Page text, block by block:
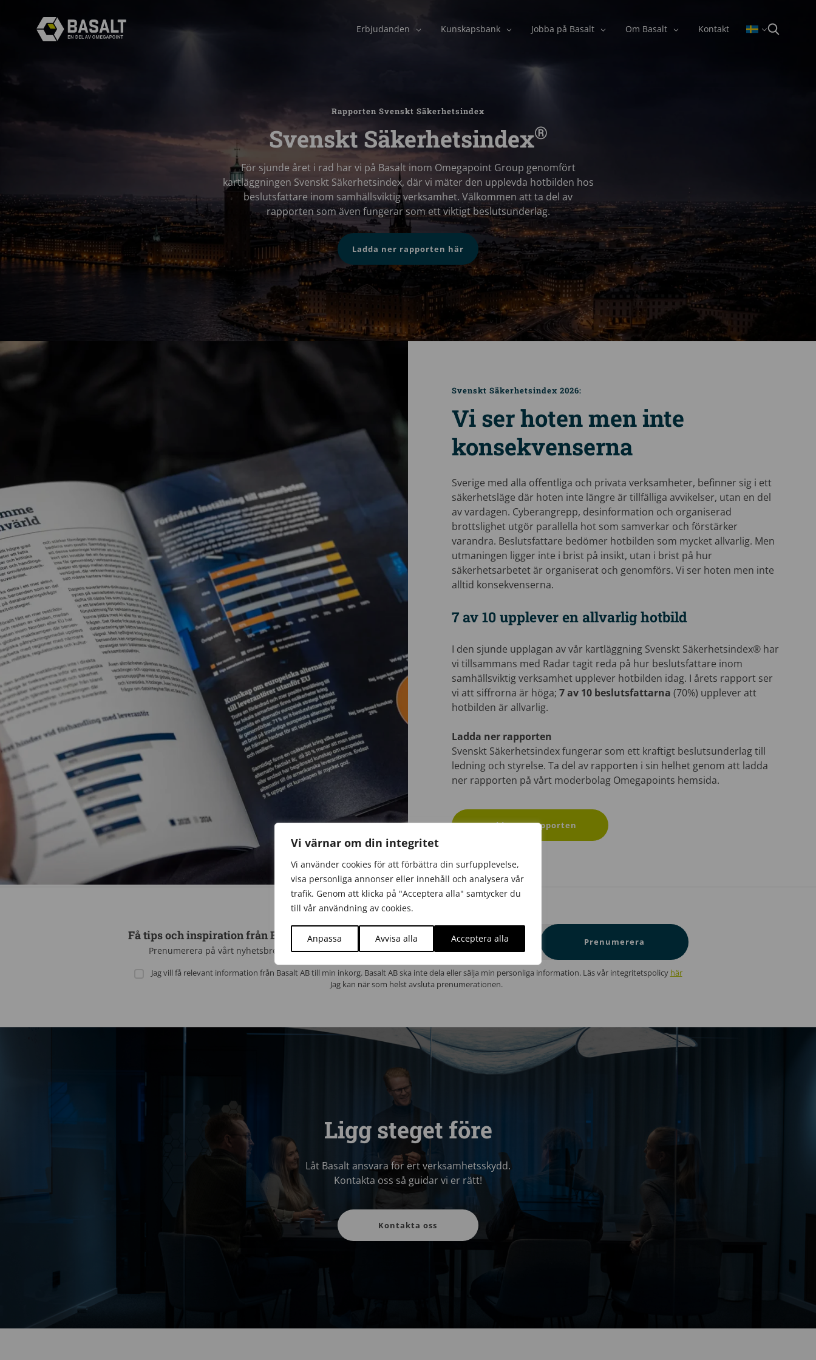
Vi värnar om din integritet
Vi använder cookies för att förbättra din surfupplevelse,
visa personliga annonser eller innehåll och analysera vår
trafik. Genom att klicka på "Acceptera alla" samtycker du
till vår användning av cookies.
Anpassa Avvisa alla Acceptera alla
Erbjudanden Kunskapsbank Jobba på Basalt Om Basalt Kontakt
Rapporten Svenskt Säkerhetsindex
Svenskt Säkerhetsindex®
För sjunde året i rad har vi på Basalt inom Omegapoint Group genomfört
kartläggningen Svenskt Säkerhetsindex, där vi mäter den upplevda hotbilden hos
beslutsfattare inom samhällsviktig verksamhet. Välkommen att ta del av
rapporten som även fungerar som ett viktigt beslutsunderlag.
Ladda ner rapporten här
Svenskt Säkerhetsindex 2026:
Vi ser hoten men inte
konsekvenserna
Sverige med alla offentliga och privata verksamheter, befinner sig i ett
säkerhetsläge där hoten inte längre är tillfälliga avvikelser, utan en del
av vardagen. Cyberangrepp, desinformation och organiserad
brottslighet utgör parallella hot som samverkar och förstärker
varandra. Beslutsfattare bedömer hotbilden som mycket allvarlig. Men
utmaningen ligger inte i brist på insikt, utan i brist på hur
säkerhetsarbetet är organiserat och genomförs. Vi ser hoten men inte
alltid konsekvenserna.
7 av 10 upplever en allvarlig hotbild
I den sjunde upplagan av vår kartläggning Svenskt Säkerhetsindex® har
vi tillsammans med Radar tagit reda på hur beslutsfattare inom
samhällsviktig verksamhet upplever hotbilden idag. I årets rapport ser
vi att siffrorna är höga; 7 av 10 beslutsfattarna (70%) upplever att
hotbilden är allvarlig.
Ladda ner rapporten
Svenskt Säkerhetsindex fungerar som ett kraftigt beslutsunderlag till
ledning och styrelse. Ta del av rapporten i sin helhet genom att ladda
ner rapporten på vårt moderbolag Omegapoints hemsida.
Ladda ner rapporten
Få tips och inspiration från Basalt
Prenumerera på vårt nyhetsbrev
E-post Prenumerera
Jag vill få relevant information från Basalt AB till min inkorg. Basalt AB ska inte dela eller sälja min personliga information. Läs vår integritetspolicy här
Jag kan när som helst avsluta prenumerationen.
Ligg steget före
Låt Basalt ansvara för ert verksamhetsskydd.
Kontakta oss så guidar vi er rätt!
Kontakta oss